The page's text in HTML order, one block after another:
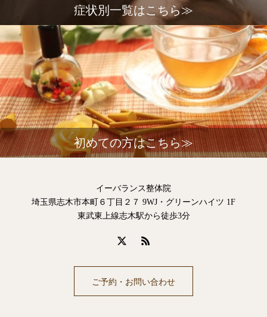
症状別一覧はこちら≫
初めての方はこちら≫
イーバランス整体院
埼玉県志木市本町６丁目２７ 9WJ・グリーンハイツ 1F
東武東上線志木駅から徒歩3分
ご予約・お問い合わせ